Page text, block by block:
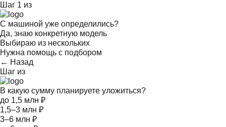
Шаг 1 из
С машиной уже определились?
Да, знаю конкретную модель
Выбираю из нескольких
Нужна помощь с подбором
← Назад
Шаг из
В какую сумму планируете уложиться?
до 1,5 млн ₽
1,5–3 млн ₽
3–6 млн ₽